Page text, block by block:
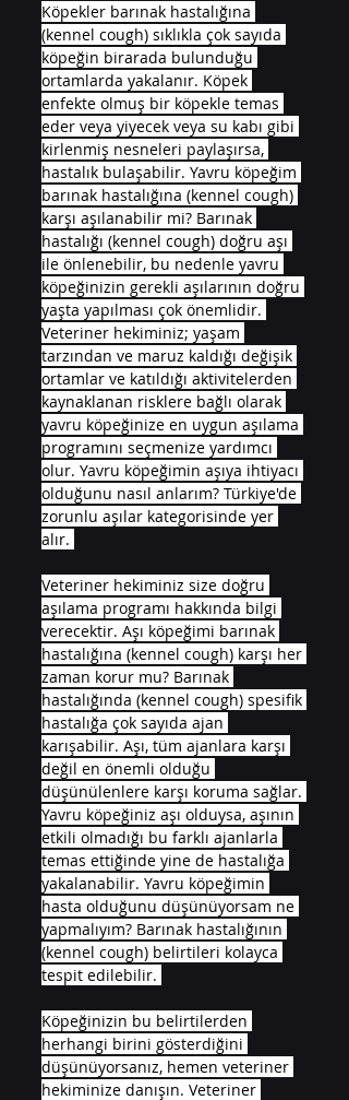
Köpekler barınak hastalığına
(kennel cough) sıklıkla çok sayıda
köpeğin birarada bulunduğu
ortamlarda yakalanır. Köpek
enfekte olmuş bir köpekle temas
eder veya yiyecek veya su kabı gibi
kirlenmiş nesneleri paylaşırsa,
hastalık bulaşabilir. Yavru köpeğim
barınak hastalığına (kennel cough)
karşı aşılanabilir mi? Barınak
hastalığı (kennel cough) doğru aşı
ile önlenebilir, bu nedenle yavru
köpeğinizin gerekli aşılarının doğru
yaşta yapılması çok önemlidir.
Veteriner hekiminiz; yaşam
tarzından ve maruz kaldığı değişik
ortamlar ve katıldığı aktivitelerden
kaynaklanan risklere bağlı olarak
yavru köpeğinize en uygun aşılama
programını seçmenize yardımcı
olur. Yavru köpeğimin aşıya ihtiyacı
olduğunu nasıl anlarım? Türkiye'de
zorunlu aşılar kategorisinde yer
alır.
Veteriner hekiminiz size doğru
aşılama programı hakkında bilgi
verecektir. Aşı köpeğimi barınak
hastalığına (kennel cough) karşı her
zaman korur mu? Barınak
hastalığında (kennel cough) spesifik
hastalığa çok sayıda ajan
karışabilir. Aşı, tüm ajanlara karşı
değil en önemli olduğu
düşünülenlere karşı koruma sağlar.
Yavru köpeğiniz aşı olduysa, aşının
etkili olmadığı bu farklı ajanlarla
temas ettiğinde yine de hastalığa
yakalanabilir. Yavru köpeğimin
hasta olduğunu düşünüyorsam ne
yapmalıyım? Barınak hastalığının
(kennel cough) belirtileri kolayca
tespit edilebilir.
Köpeğinizin bu belirtilerden
herhangi birini gösterdiğini
düşünüyorsanız, hemen veteriner
hekiminize danışın. Veteriner